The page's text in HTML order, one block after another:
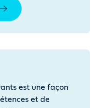
est une façon
et de